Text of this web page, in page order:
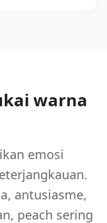
warna
emosi
antusiasme,
peach sering